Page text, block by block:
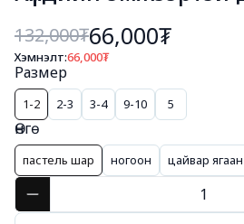
132,000₮66,000₮
Хэмнэлт:66,000₮
Размер
1-2 2-3 3-4 9-10 5
Өнгө
пастель шар ногоон цайвар ягаан